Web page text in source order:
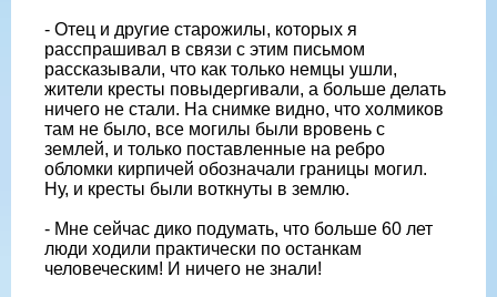
- Отец и другие старожилы, которых я
расспрашивал в связи с этим письмом
рассказывали, что как только немцы ушли,
жители кресты повыдергивали, а больше делать
ничего не стали. На снимке видно, что холмиков
там не было, все могилы были вровень с
землей, и только поставленные на ребро
обломки кирпичей обозначали границы могил.
Ну, и кресты были воткнуты в землю.
- Мне сейчас дико подумать, что больше 60 лет
люди ходили практически по останкам
человеческим! И ничего не знали!